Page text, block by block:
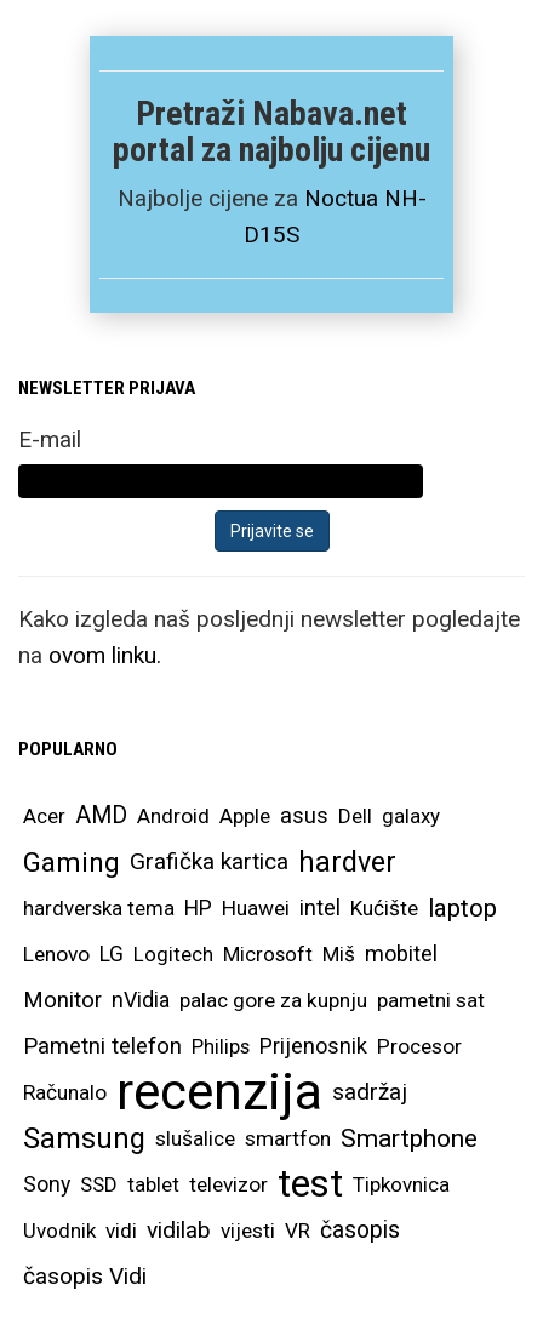
Pretraži Nabava.net
portal za najbolju cijenu
Najbolje cijene za Noctua NH-
D15S
NEWSLETTER PRIJAVA
E-mail
Kako izgleda naš posljednji newsletter pogledajte
na ovom linku.
POPULARNO
Acer AMD Android Apple asus Dell galaxy
Gaming Grafička kartica hardver
hardverska tema HP Huawei intel Kućište laptop
Lenovo LG Logitech Microsoft Miš mobitel
Monitor nVidia palac gore za kupnju pametni sat
Pametni telefon Philips Prijenosnik Procesor
Računalo recenzija sadržaj
Samsung slušalice smartfon Smartphone
Sony SSD tablet televizor test Tipkovnica
Uvodnik vidi vidilab vijesti VR časopis
časopis Vidi